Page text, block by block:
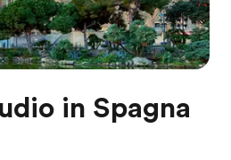
in Spagna